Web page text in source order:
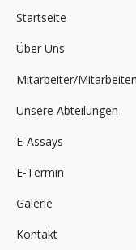
windowwindow
Startseite
Über Uns
Mitarbeiter/
Unsere Abteilungen
E-Assays
E-Termin
Galerie
Kontakt